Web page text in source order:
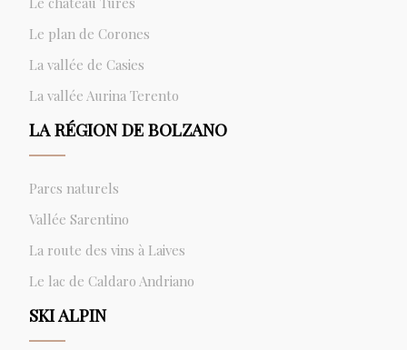
Le plan de Corones
La vallée de Casies
La vallée Aurina Terento
LA RÉGION DE BOLZANO
Parcs naturels
Vallée Sarentino
La route des vins à Laives
Le lac de Caldaro Andriano
SKI ALPIN